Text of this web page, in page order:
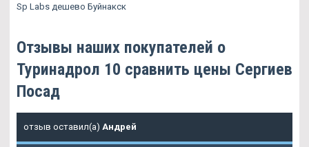
Sp Labs дешево Буйнакск
Отзывы наших покупателей о
Туринадрол 10 сравнить цены Сергиев
Посад
отзыв оставил(а) Андрей